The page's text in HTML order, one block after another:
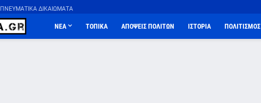
ΠΝΕΥΜΑΤΙΚΑ ΔΙΚΑΙΩΜΑΤΑ
ΝΕΑ ΤΟΠΙΚΑ ΑΠΟΨΕΙΣ ΠΟΛΙΤΩΝ ΙΣΤΟΡΙΑ ΠΟΛΙΤΙΣΜΟΣ